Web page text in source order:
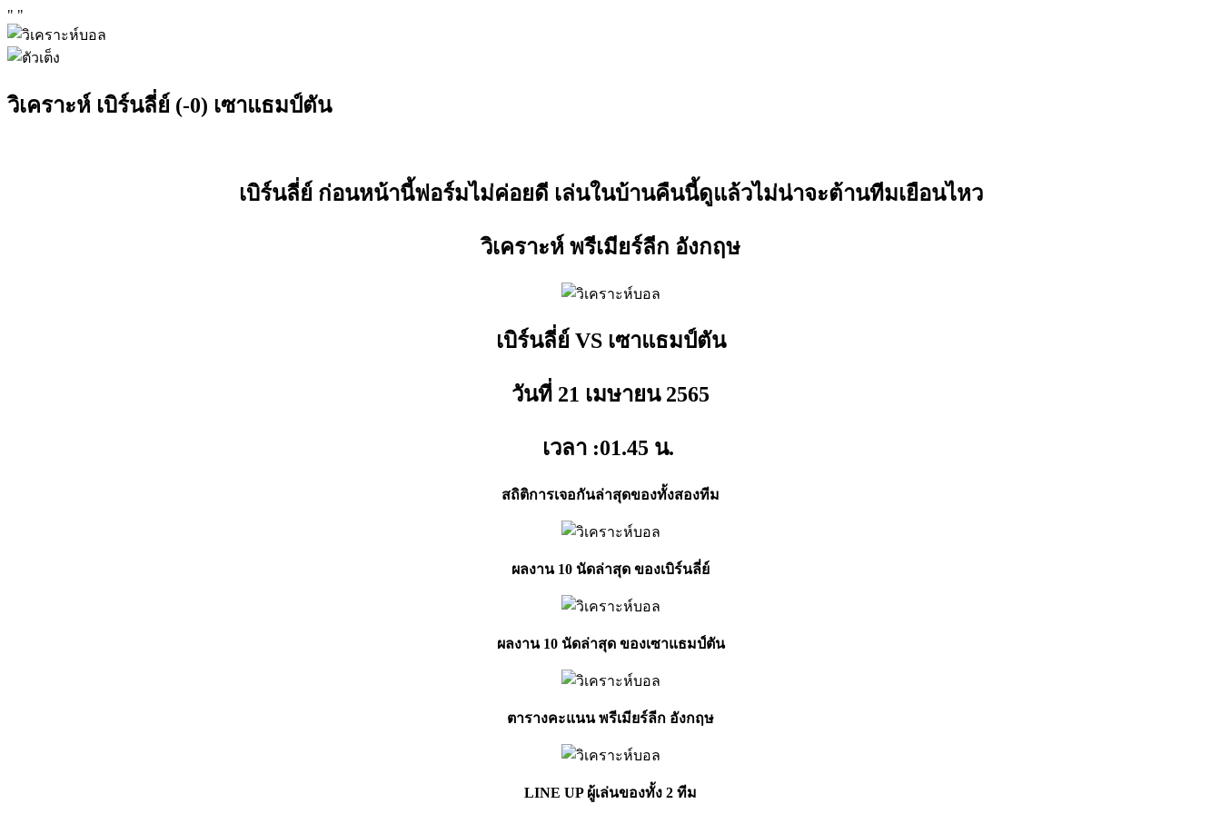
" "
วิเคราะห์ เบิร์นลี่ย์ (-0) เซาแธมป์ตัน
เบิร์นลี่ย์ ก่อนหน้านี้ฟอร์มไม่ค่อยดี เล่นในบ้านคืนนี้ดูแล้วไม่น่าจะต้านทีมเยือนไหว
วิเคราะห์ พรีเมียร์ลีก อังกฤษ
เบิร์นลี่ย์ VS เซาแธมป์ตัน
วันที่ 21 เมษายน2565
เวลา :01.45 น.
สถิติการเจอกันล่าสุดของทั้งสองทีม
ผลงาน 10 นัดล่าสุด ของเบิร์นลี่ย์
ผลงาน 10 นัดล่าสุด ของเซาแธมป์ตัน
ตารางคะแนนพรีเมียร์ลีก อังกฤษ
LINE UP ผู้เล่นของทั้ง 2 ทีม